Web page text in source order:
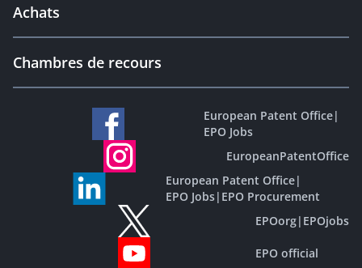
Achats
Chambres de recours
European Patent Office|
EPO Jobs
EuropeanPatentOffice
European Patent Office|
EPO Jobs| EPO Procurement
EPOorg| EPOjobs
EPO official